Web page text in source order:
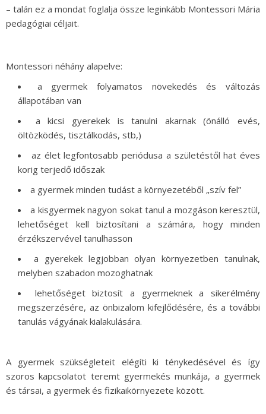
– talán ez a mondat foglalja össze leginkább Montessori Mária
pedagógiai céljait.
Montessori néhány alapelve:
a gyermek folyamatos növekedés és változás
állapotában van
a kicsi gyerekek is tanulni akarnak (önálló evés,
öltözködés, tisztálkodás, stb,)
az élet legfontosabb periódusa a születéstől hat éves
korig terjedő időszak
a gyermek minden tudást a környezetéből „szív fel”
a kisgyermek nagyon sokat tanul a mozgáson keresztül,
lehetőséget kell biztosítani a számára, hogy minden
érzékszervével tanulhasson
a gyerekek legjobban olyan környezetben tanulnak,
melyben szabadon mozoghatnak
lehetőséget biztosít a gyermeknek a sikerélmény
megszerzésére, az önbizalom kifejlődésére, és a további
tanulás vágyának kialakulására.
A gyermek szükségleteit elégíti ki ténykedésével és így
szoros kapcsolatot teremt gyermekés munkája, a gyermek
és társai, a gyermek és fizikaikörnyezete között.